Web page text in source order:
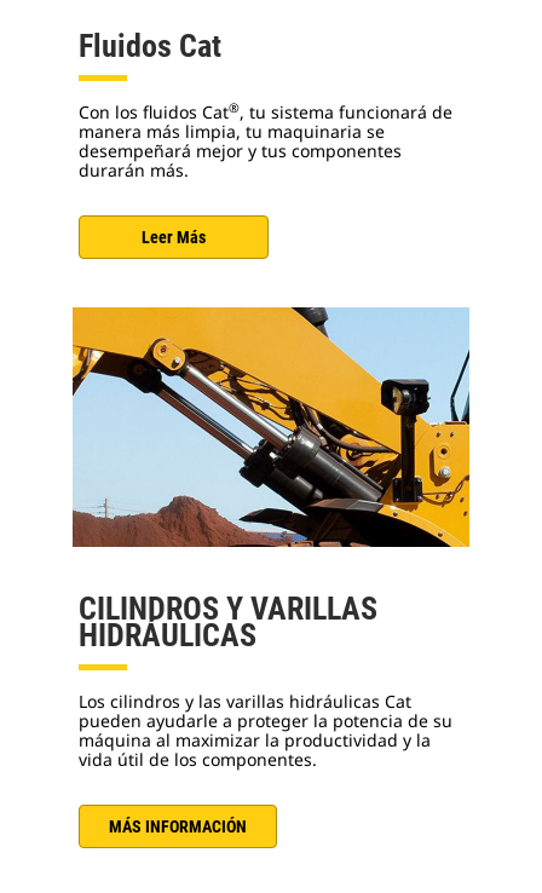
Fluidos Cat
Con los fluidos Cat®, tu sistema funcionará de
manera más limpia, tu maquinaria se
desempeñará mejor y tus componentes
durarán más.
Leer Más
CILINDROS Y VARILLAS
HIDRÁULICAS
Los cilindros y las varillas hidráulicas Cat
pueden ayudarle a proteger la potencia de su
máquina al maximizar la productividad y la
vida útil de los componentes.
MÁS INFORMACIÓN